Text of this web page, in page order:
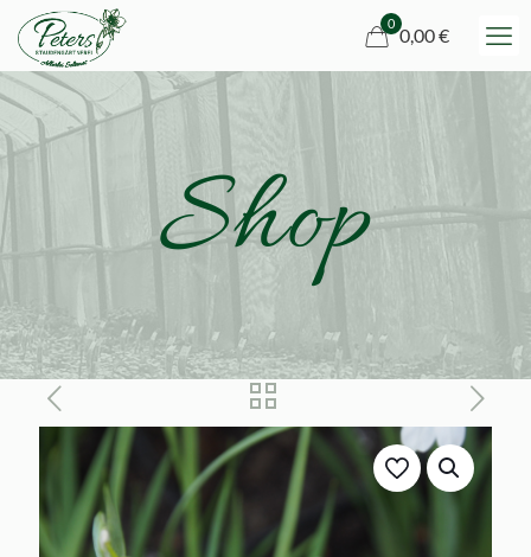
0
0,00 €
Shop